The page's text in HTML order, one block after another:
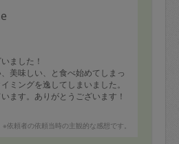
ました！
美味しい、と食べ始めてしまっ
ミングを逸してしまいました。
ます。ありがとうございます！
ラダやカットフルーツを除いて
のもとっても有り難く、凄く助か
※依頼者の依頼当時の主観的な感想です。